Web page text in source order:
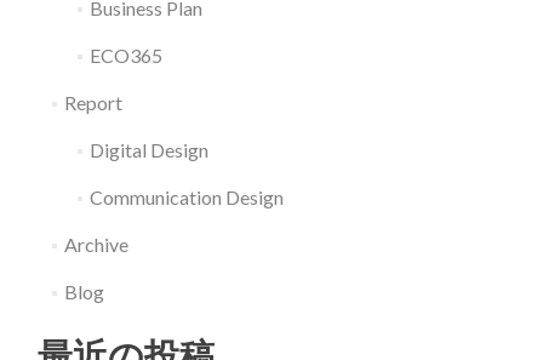
Business Plan
ECO365
Report
Digital Design
Communication Design
Archive
Blog